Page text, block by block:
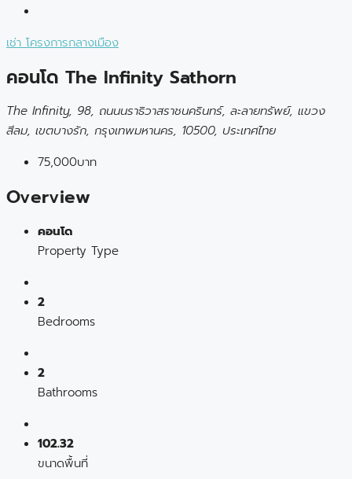
เช่า โครงการกลางเมือง
คอนโด The Infinity Sathorn
The Infinity, 98, ถนนนราธิวาสราชนครินทร์, ละลายทรัพย์, แขวง
สีลม, เขตบางรัก, กรุงเทพมหานคร, 10500, ประเทศไทย
75,000บาท
Overview
คอนโด
Property Type
2
Bedrooms
2
Bathrooms
102.32
ขนาดพื้นที่